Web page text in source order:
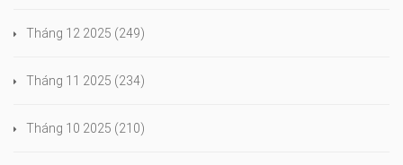
Tháng 12 2025 (249)
Tháng 11 2025 (234)
Tháng 10 2025 (210)